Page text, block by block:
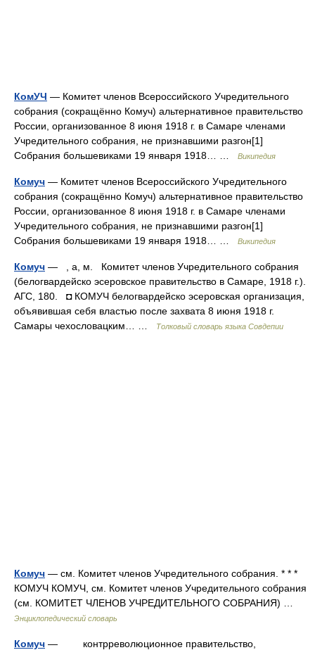
КомУЧ — Комитет членов Всероссийского Учредительного
собрания (сокращённо Комуч) альтернативное правительство
России, организованное 8 июня 1918 г. в Самаре членами
Учредительного собрания, не признавшими разгон[1]
Собрания большевиками 19 января 1918… …
Википедия
Комуч — Комитет членов Всероссийского Учредительного
собрания (сокращённо Комуч) альтернативное правительство
России, организованное 8 июня 1918 г. в Самаре членами
Учредительного собрания, не признавшими разгон[1]
Собрания большевиками 19 января 1918… …
Википедия
Комуч — , а, м. Комитет членов Учредительного собрания
(белогвардейско эсеровское правительство в Самаре, 1918 г.).
АГС, 180. ◘ КОМУЧ белогвардейско эсеровская организация,
объявившая себя властью после захвата 8 июня 1918 г.
Самары чехословацким… …
Толковый словарь языка Совдепии
Комуч — см. Комитет членов Учредительного собрания. * * *
КОМУЧ КОМУЧ, см. Комитет членов Учредительного собрания
(см. КОМИТЕТ ЧЛЕНОВ УЧРЕДИТЕЛЬНОГО СОБРАНИЯ) …
Энциклопедический словарь
Комуч — контрреволюционное правительство,